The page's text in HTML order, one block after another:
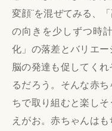
変顔¨を混ぜてみる、
の向きを少しずつ時
化」の落差とバリエ
脳の発達も促してく
るだろう。そんな赤
ちで取り組むと楽し
えがお。赤ちゃんは